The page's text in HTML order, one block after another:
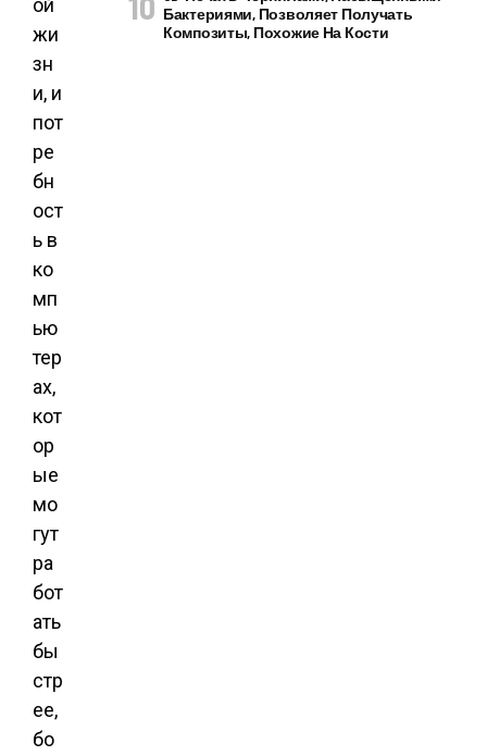
ой
жи
зн
и, и
пот
ре
бн
ост
ь в
ко
мп
ью
тер
ах,
кот
ор
ые
мо
гут
ра
бот
ать
бы
стр
ее,
бо
Бактериями, Позволяет Получать
Композиты, Похожие На Кости